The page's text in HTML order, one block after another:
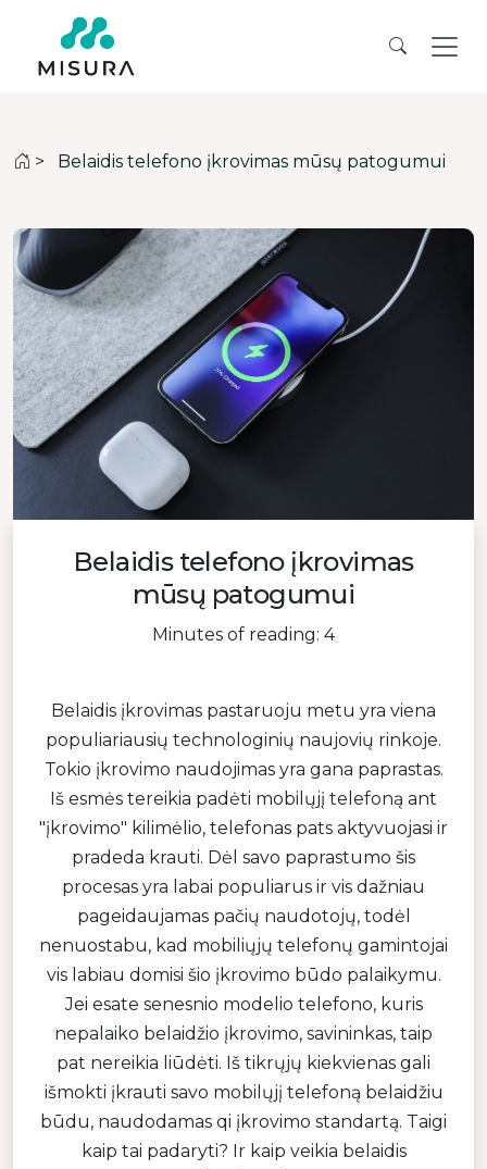
> Belaidis telefono įkrovimas mūsų patogumui
Belaidis telefono įkrovimas
mūsų patogumui
Minutes of reading: 4
Belaidis įkrovimas pastaruoju metu yra viena
populiariausių technologinių naujovių rinkoje.
Tokio įkrovimo naudojimas yra gana paprastas.
Iš esmės tereikia padėti mobilųjį telefoną ant
"įkrovimo" kilimėlio, telefonas pats aktyvuojasi ir
pradeda krauti. Dėl savo paprastumo šis
procesas yra labai populiarus ir vis dažniau
pageidaujamas pačių naudotojų, todėl
nenuostabu, kad mobiliųjų telefonų gamintojai
vis labiau domisi šio įkrovimo būdo palaikymu.
Jei esate senesnio modelio telefono, kuris
nepalaiko belaidžio įkrovimo, savininkas, taip
pat nereikia liūdėti. Iš tikrųjų kiekvienas gali
išmokti įkrauti savo mobilųjį telefoną belaidžiu
būdu, naudodamas qi įkrovimo standartą. Taigi
kaip tai padaryti? Ir kaip veikia belaidis